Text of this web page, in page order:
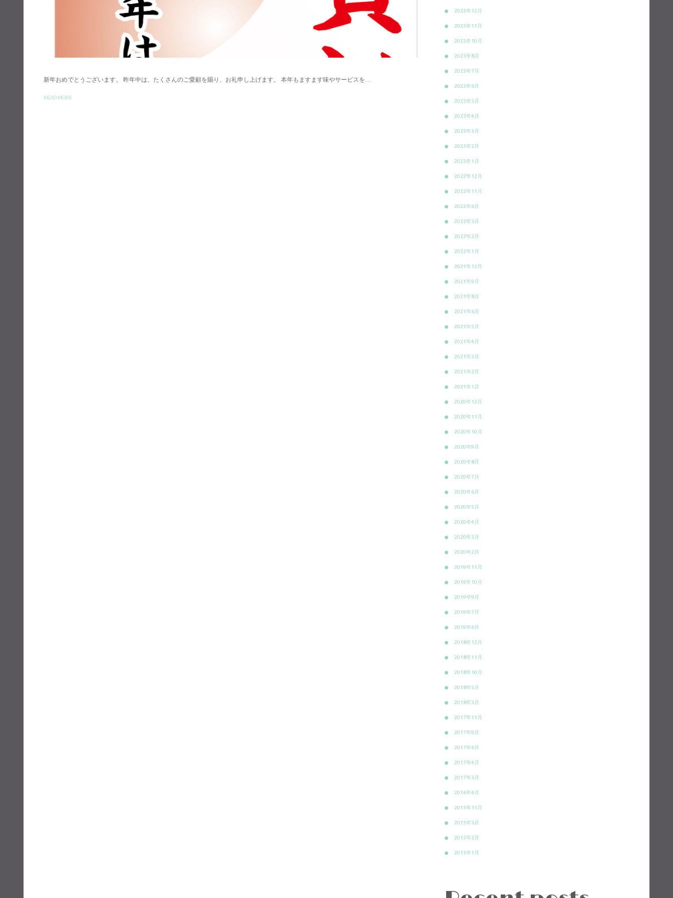
新年おめでとうございます。 昨年中は、たくさんのご愛顧を賜り、お礼申し上げます。 本年もますます味やサービスを…
READ MORE
2023年12月
2023年11月
2023年10月
2023年8月
2023年7月
2023年6月
2023年5月
2023年4月
2023年3月
2023年2月
2023年1月
2022年12月
2022年11月
2022年6月
2022年3月
2022年2月
2022年1月
2021年12月
2021年9月
2021年8月
2021年6月
2021年5月
2021年4月
2021年3月
2021年2月
2021年1月
2020年12月
2020年11月
2020年10月
2020年9月
2020年8月
2020年7月
2020年6月
2020年5月
2020年4月
2020年3月
2020年2月
2019年11月
2019年10月
2019年9月
2019年7月
2019年6月
2018年12月
2018年11月
2018年10月
2018年5月
2018年3月
2017年11月
2017年9月
2017年6月
2017年4月
2017年3月
2016年4月
2015年11月
2015年3月
2015年2月
2015年1月